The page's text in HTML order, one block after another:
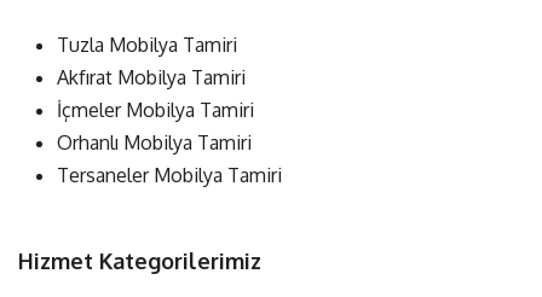
Tuzla Mobilya Tamiri
Akfırat Mobilya Tamiri
İçmeler Mobilya Tamiri
Orhanlı Mobilya Tamiri
Tersaneler Mobilya Tamiri
Hizmet Kategorilerimiz